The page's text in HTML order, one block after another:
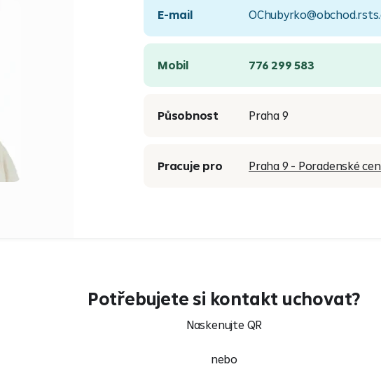
E-mail
Mobil 776 299 583
Působnost Praha 9
Pracuje pro Praha 9 - Poradenské
Potřebujete si kontakt uchovat?
Naskenujte QR
nebo